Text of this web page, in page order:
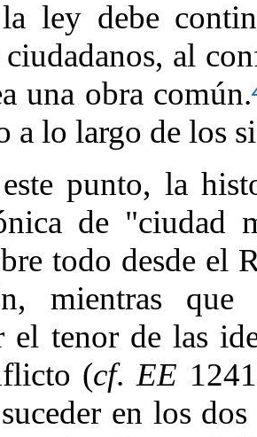
ley debe
al
una obra común.
a lo largo de los
punto, la
de "ciudad
todo desde el
mientras
el tenor de las
(cf.EE
en los